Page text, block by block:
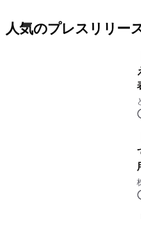
人気のプレスリリー